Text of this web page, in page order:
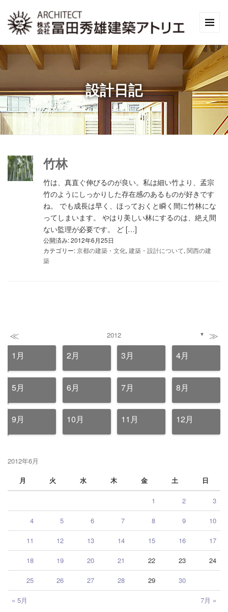
設計日記
竹林
竹は、真直ぐ伸びるのが良い。私は細い竹より、孟宗
竹のようにしっかりした存在感のあるものが好きです
ね。 でも成長は早く、ほっておくと瞬く間に竹林にな
ってしまいます。 やはり美しい林にするのは、絶え間
ない監理が必要です。 ど […]
公開済み: 2012年6月25日
カテゴリー:京都の建築・文化, 建築・設計について, 関西の建
築
≪ 2012 ▼ ≫
1月 2月 3月 4月
5月 6月 7月 8月
9月 10月 11月 12月
2012年6月
月
火 水 木 金 土 日
« 5月 7月 »
1 2 3
4 5 6 7 8 9 10
11 12 13 14 15 16 17
18 19 20 21 22 23 24
25 26 27 28 29 30